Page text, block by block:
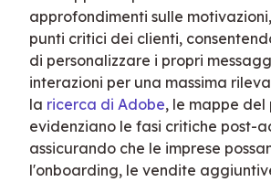
approfondimenti sulle
punti critici dei clienti,
di personalizzare i propri
interazioni per una massima
la ricerca di Adobe, le mappe del
evidenziano le fasi critiche post-
assicurando che le imprese
l'onboarding, le vendite